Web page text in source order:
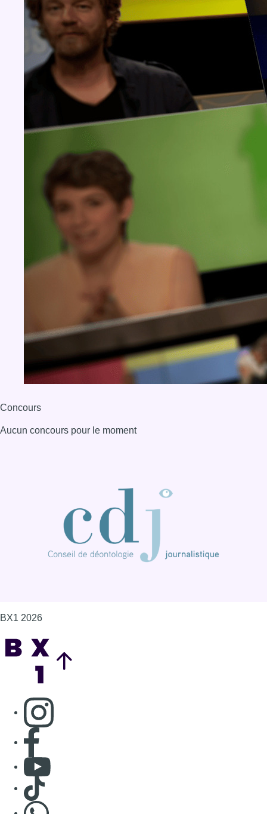
Concours
Aucun concours pour le moment
BX1 2026
Consulter page Instagram
Consulter page Facebook
Consulter Youtube
Consulter TikTok